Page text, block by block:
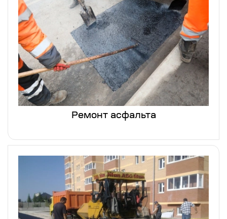
Ремонт асфальта